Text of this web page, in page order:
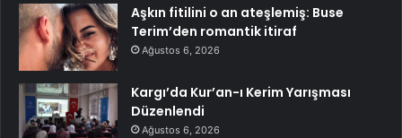
Aşkın fitilini o an ateşlemiş: Buse
Terim’den romantik itiraf
Ağustos 6, 2026
Kargı’da Kur’an-ı Kerim Yarışması
Düzenlendi
Ağustos 6, 2026